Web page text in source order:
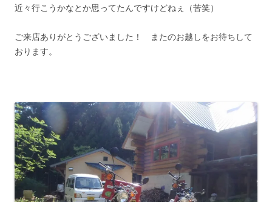
近々行こうかなとか思ってたんですけどねぇ（苦笑）
ご来店ありがとうございました！ またのお越しをお待ちして
おります。